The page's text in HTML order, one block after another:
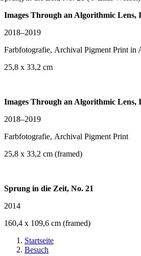
Images Through an Algorithmic Lens,
2018–2019
Farbfotografie, Archival Pigment Print in
25,8 x 33,2 cm
Images Through an Algorithmic Lens,
2018–2019
Farbfotografie, Archival Pigment Print
25,8 x 33,2 cm (framed)
Sprung in die Zeit, No. 21
2014
160,4 x 109,6 cm (framed)
Startseite
Besuch